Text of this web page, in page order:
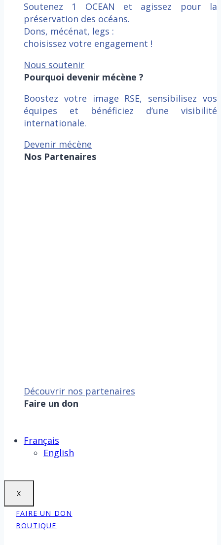
Soutenez 1 OCEAN et agissez pour la
préservation des océans.
Dons, mécénat, legs :
choisissez votre engagement !
Nous soutenir
Pourquoi devenir mécène ?
Boostez votre image RSE, sensibilisez vos
équipes et bénéficiez d’une visibilité
internationale.
Devenir mécène
Nos Partenaires
Découvrir nos partenaires
Faire un don
Français
English
X
FAIRE UN DON
BOUTIQUE